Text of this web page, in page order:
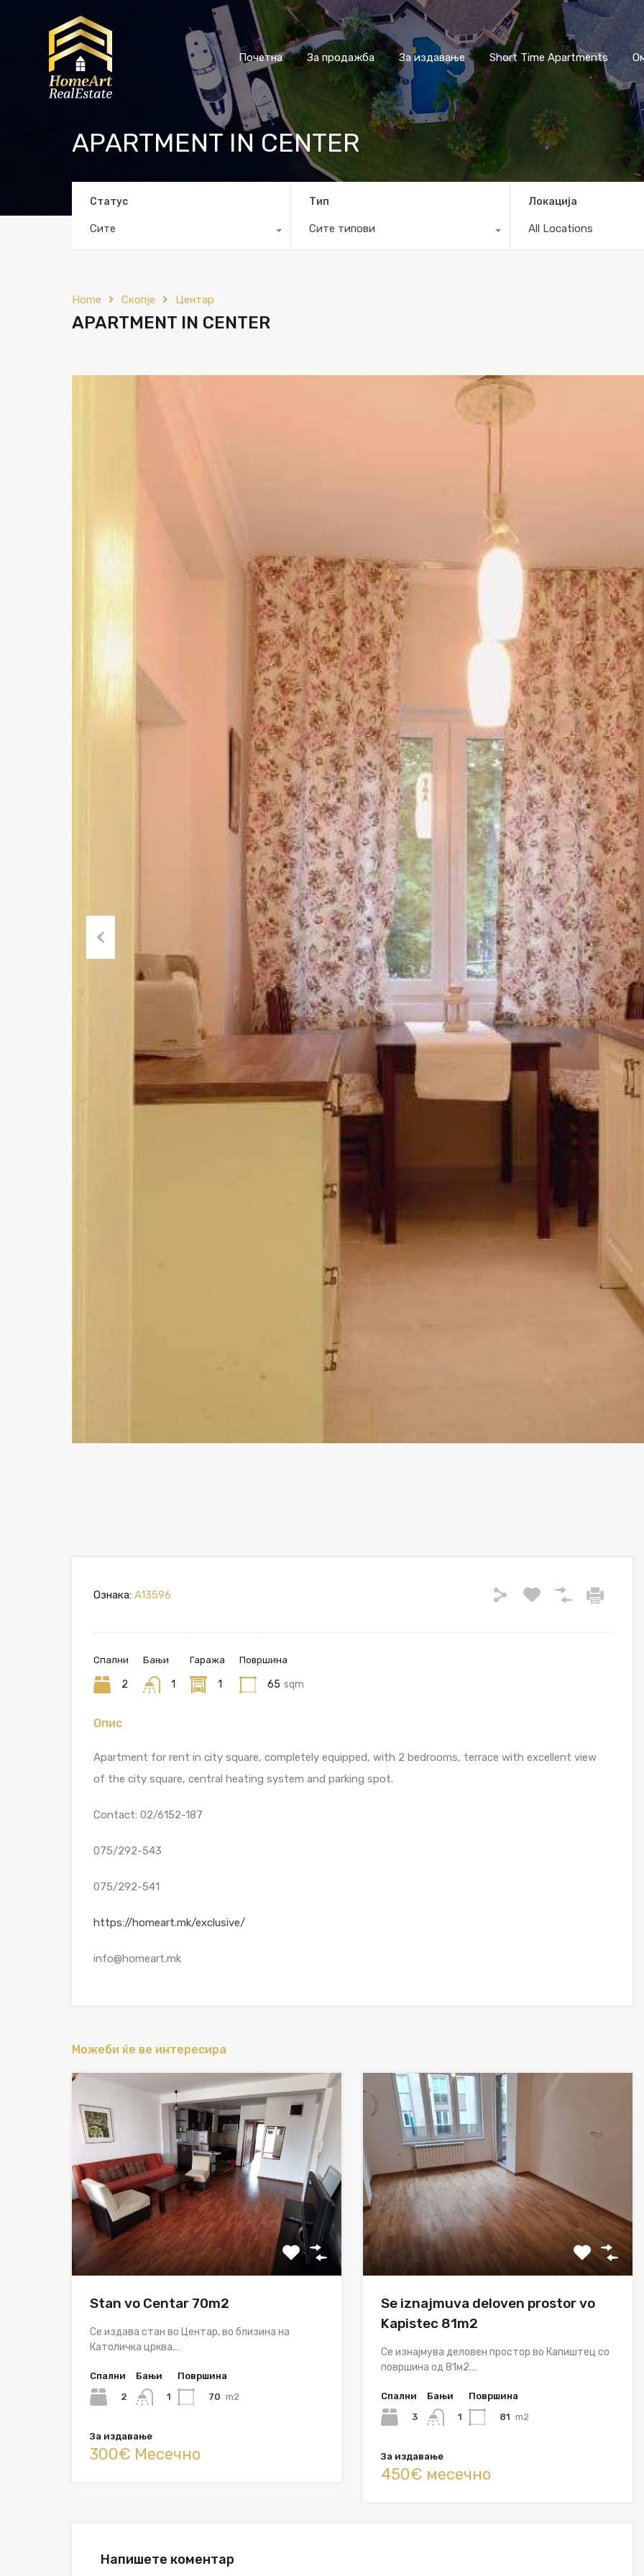
Почетна За продажба За издавање Short Time Apartments
APARTMENT IN CENTER
Статус
Сите
Тип
Сите типови
Локација
All Locations
Home Скопје Центар
APARTMENT IN CENTER
Ознака: A13596
Спални
2
Бањи
1
Гаража
1
Површина
65 sqm
Опис
Apartment for rent in city square, completely equipped, with 2 bedrooms, terrace with excellent view
of the city square, central heating system and parking spot.
Contact: 02/6152-187
075/292-543
075/292-541
https://homeart.mk/exclusive/
info@homeart.mk
Можеби ќе ве интересира
Stan vo Centar 70m2
Се издава стан во Центар, во близина на
Католичка црква,…
Спални
2
Бањи
1
Површина
70 m2
За издавање
300€ Месечно
Se iznajmuva deloven prostor vo
Kapistec 81m2
Се изнајмува деловен простор во Капиштец со
површина од 81м2.…
Спални
3
Бањи
1
Површина
81 m2
За издавање
450€ месечно
Напишете коментар